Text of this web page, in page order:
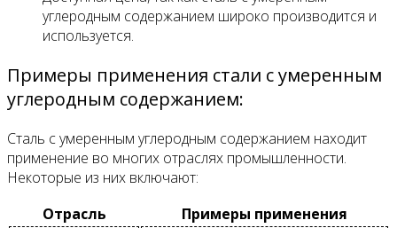
углеродным содержанием широко производится и
используется.
Примеры применения стали с умеренным
углеродным содержанием:
Сталь с умеренным углеродным содержанием находит
применение во многих отраслях промышленности.
Некоторые из них включают:
Отрасль
Примеры применения